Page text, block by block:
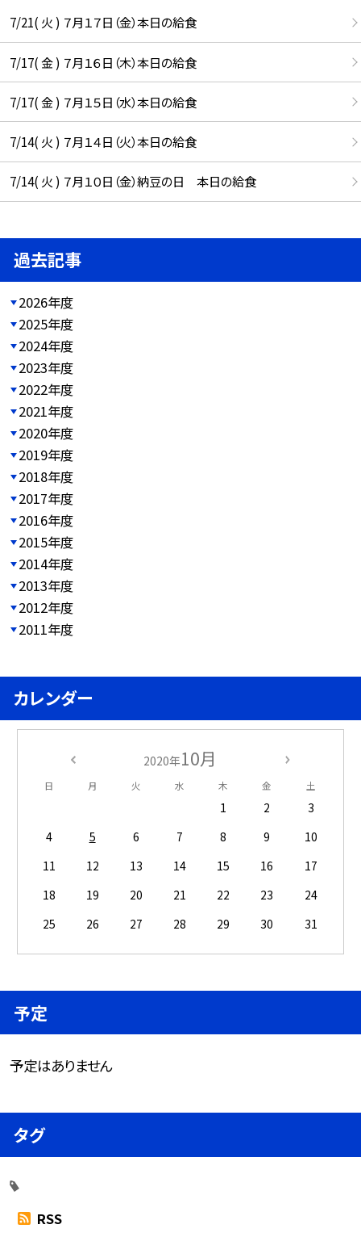
7/21( 火 ) ７月１７日（金）本日の給食
7/17( 金 ) ７月１６日（木）本日の給食
7/17( 金 ) ７月１５日（水）本日の給食
7/14( 火 ) ７月１４日（火）本日の給食
7/14( 火 ) ７月１０日（金）納豆の日 本日の給食
過去記事
2026年度
2025年度
2024年度
2023年度
2022年度
2021年度
2020年度
2019年度
2018年度
2017年度
2016年度
2015年度
2014年度
2013年度
2012年度
2011年度
カレンダー
2020年10月
日 月 火 水 木 金 土
1 2
3
4
5 6 7 8 9
10
11
12 13 14 15 16
17
18
19 20 21 22 23
24
25
26 27 28 29 30 31
予定
予定はありません
タグ
RSS